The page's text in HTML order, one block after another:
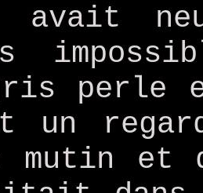
avait
perle
un
mutin et